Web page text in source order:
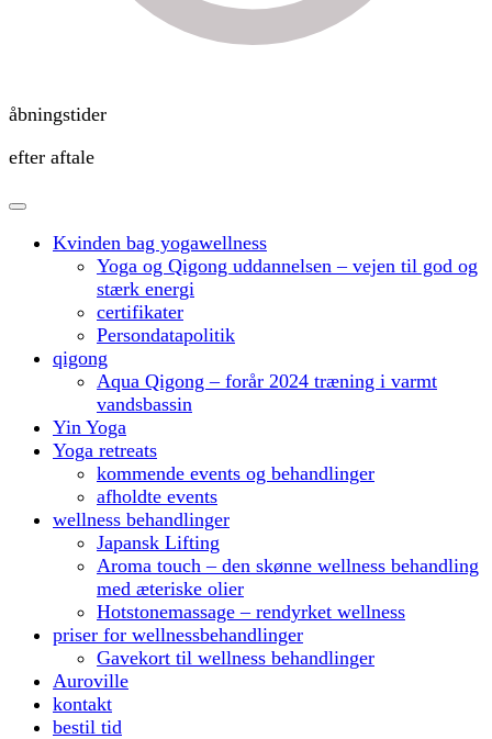
åbningstider
efter aftale
Kvinden bag yogawellness
Yoga og Qigong uddannelsen – vejen til god og
stærk energi
certifikater
Persondatapolitik
qigong
Aqua Qigong – forår 2024 træning i varmt
vandsbassin
Yin Yoga
Yoga retreats
kommende events og behandlinger
afholdte events
wellness behandlinger
Japansk Lifting
Aroma touch – den skønne wellness behandling
med æteriske olier
Hotstonemassage – rendyrket wellness
priser for wellnessbehandlinger
Gavekort til wellness behandlinger
Auroville
kontakt
bestil tid